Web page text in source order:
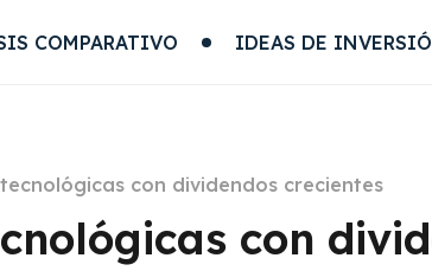
COMPARATIVO IDEAS DE
con dividendos crecientes
con